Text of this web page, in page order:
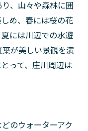
、山々や森林に囲
め、春には桜の花
には川辺での水遊
が美しい景観を演
って、庄川周辺は
のウォーターアク